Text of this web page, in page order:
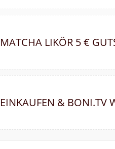
MATCHA LIKÖR 5 €
EINKAUFEN & BONI.TV